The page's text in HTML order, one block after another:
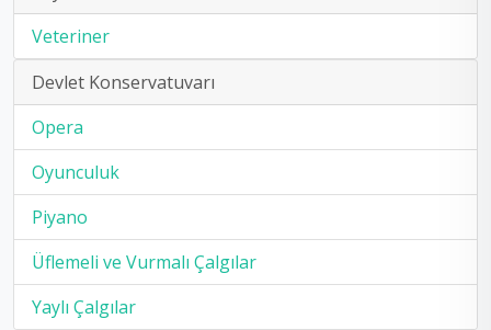
Veteriner
Devlet Konservatuvarı
Opera
Oyunculuk
Piyano
Üflemeli ve Vurmalı Çalgılar
Yaylı Çalgılar